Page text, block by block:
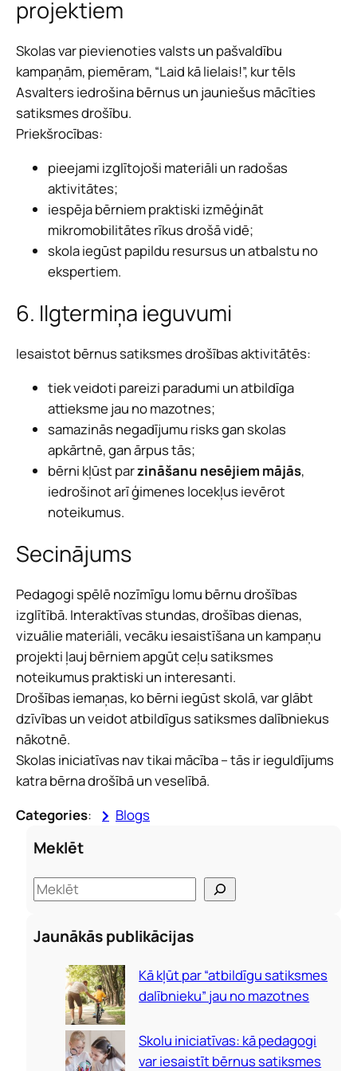
projektiem
Skolas var pievienoties valsts un pašvaldību
kampaņām, piemēram, “Laid kā lielais!”, kur tēls
Asvalters iedrošina bērnus un jauniešus mācīties
satiksmes drošību.
Priekšrocības:
pieejami izglītojoši materiāli un radošas
aktivitātes;
iespēja bērniem praktiski izmēģināt
mikromobilitātes rīkus drošā vidē;
skola iegūst papildu resursus un atbalstu no
ekspertiem.
6. Ilgtermiņa ieguvumi
Iesaistot bērnus satiksmes drošības aktivitātēs:
tiek veidoti pareizi paradumi un atbildīga
attieksme jau no mazotnes;
samazinās negadījumu risks gan skolas
apkārtnē, gan ārpus tās;
bērni kļūst parzināšanu nesējiem mājās,
iedrošinot arī ģimenes locekļus ievērot
noteikumus.
Secinājums
Pedagogi spēlē nozīmīgu lomu bērnu drošības
izglītībā. Interaktīvas stundas, drošības dienas,
vizuālie materiāli, vecāku iesaistīšana un kampaņu
projekti ļauj bērniem apgūt ceļu satiksmes
noteikumus praktiski un interesanti.
Drošības iemaņas, ko bērni iegūst skolā, var glābt
dzīvības un veidot atbildīgus satiksmes dalībniekus
nākotnē.
Skolas iniciatīvas nav tikai mācība – tās ir ieguldījums
katra bērna drošībā un veselībā.
Categories: Blogs
Meklēt
S
e
a
r
Jaunākās publikācijas
Kā kļūt par “atbildīgu satiksmes
dalībnieku” jau no mazotnes
Skolu iniciatīvas: kā pedagogi
var iesaistīt bērnus satiksmes